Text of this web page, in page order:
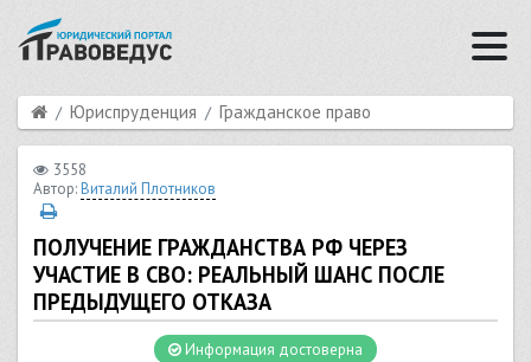
Юриспруденция Гражданское право
3558
Автор:Виталий Плотников
ПОЛУЧЕНИЕ ГРАЖДАНСТВА РФ ЧЕРЕЗ
УЧАСТИЕ В СВО: РЕАЛЬНЫЙ ШАНС ПОСЛЕ
ПРЕДЫДУЩЕГО ОТКАЗА
Информация достоверна